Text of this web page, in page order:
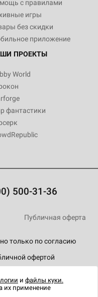
с правилами
игры
без скидки
приложение
ПРОЕКТЫ
World
фантастики
500-31-36
только по согласию
офертой
Публичная оферта
и файлы куки.
их применение